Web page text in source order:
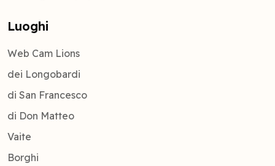
Luoghi
Web Cam Lions
dei Longobardi
di San Francesco
di Don Matteo
Vaite
Borghi